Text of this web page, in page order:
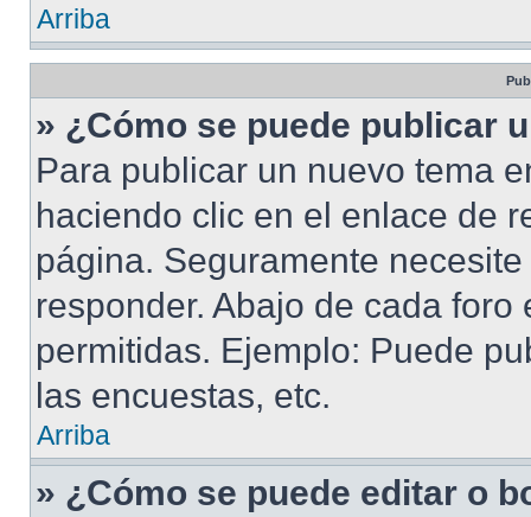
Arriba
» ¿Cómo se puede publicar
Para publicar un nuevo tema
haciendo clic en el enlace de
página. Seguramente
responder. Abajo de cada
permitidas. Ejemplo: Puede
las encuestas, etc.
Arriba
» ¿Cómo se puede editar o